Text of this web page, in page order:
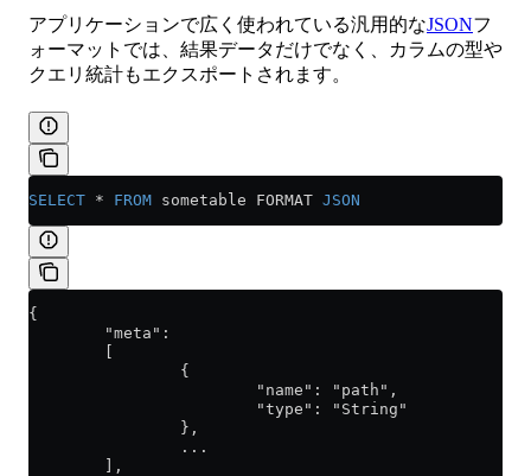
アプリケーションで広く使われている汎用的なJSONフ
ォーマットでは、結果データだけでなく、カラムの型や
クエリ統計もエクスポートされます。
SELECT * FROM sometable FORMAT JSON
{
        "meta":
        [
                {
                        "name": "path",
                        "type": "String"
                },
                ...
        ],